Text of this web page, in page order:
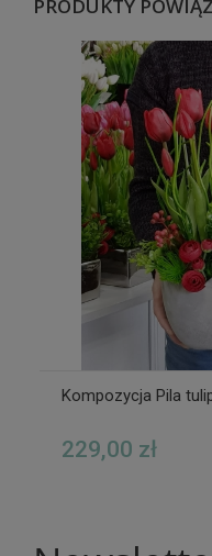
PRODUKTY
Kompozycja Pila
229,00 zł